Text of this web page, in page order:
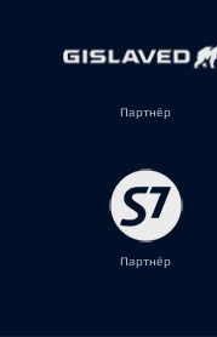
Партнёр
Партнёр